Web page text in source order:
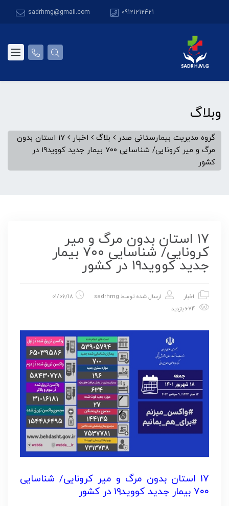
09121212421
sadrhmg@gmail.com
وبلاگ
گروه مدیریت بیمارستانی صدر بلاگ اخبار
۱۷ استان بدون
مرگ و میر کرونایی/ شناسایی ۷۰۰ بیمار جدید کووید۱۹ در
کشور
۱۷ استان بدون مرگ و میر
کرونایی/ شناسایی ۷۰۰ بیمار
جدید کووید۱۹ در کشور
اخبار ارسال شده توسط sadrhmg
01/06/18
۱۷ استان بدون مرگ و میر کرونایی/ شناسایی
۷۰۰ بیمار جدید کووید۱۹ در کشور